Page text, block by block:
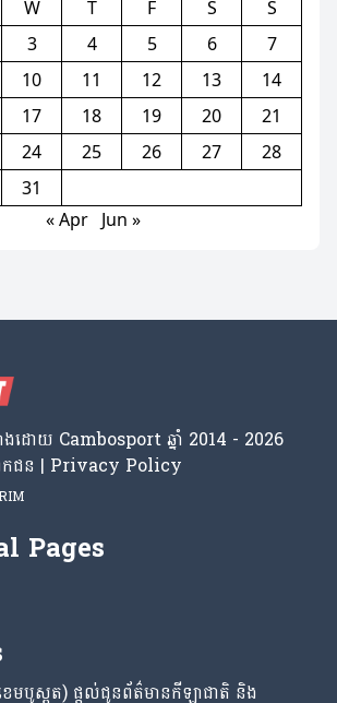
W T F S
S
3 4 5 6
7
10 11 12 13
14
17 18 19 20
21
24 25 26 27
28
31
« Apr
Jun »
ង​ដោយ​ Cambosport ឆ្នាំ 2014 - 2026
ជន | Privacy Policy
Pages
មបូស្ពត) ផ្តល់ជូនព័ត៌មានកីឡាជាតិ និង